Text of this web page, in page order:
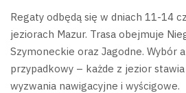
Regaty odbędą się w dniach 11-14
jeziorach Mazur. Trasa obejmuje
Szymoneckie oraz Jagodne. Wybór
przypadkowy – każde z jezior
wyzwania nawigacyjne i wyścigowe.